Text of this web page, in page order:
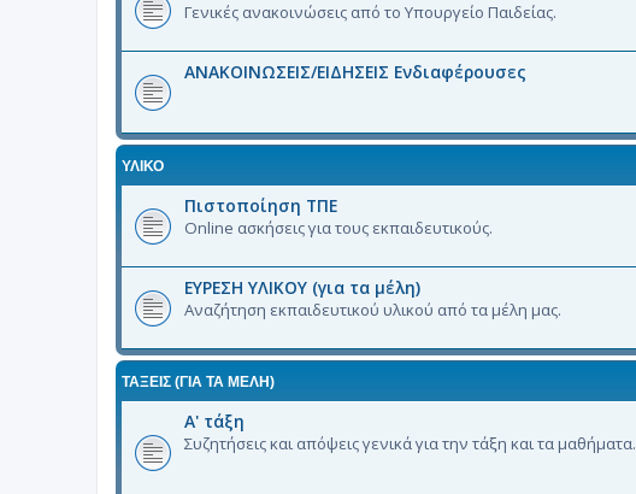
Γενικές ανακοινώσεις από το Υπουργείο Παιδείας.
ΑΝΑΚΟΙΝΩΣΕΙΣ/ΕΙΔΗΣΕΙΣ Ενδιαφέρουσες
ΥΛΙΚΟ
Πιστοποίηση ΤΠΕ
Online ασκήσεις για τους εκπαιδευτικούς.
ΕΥΡΕΣΗ ΥΛΙΚΟΥ (για τα μέλη)
Αναζήτηση εκπαιδευτικού υλικού από τα μέλη μας.
ΤΑΞΕΙΣ (ΓΙΑ ΤΑ ΜΈΛΗ)
Α' τάξη
Συζητήσεις και απόψεις γενικά για την τάξη και τα μαθήματα.